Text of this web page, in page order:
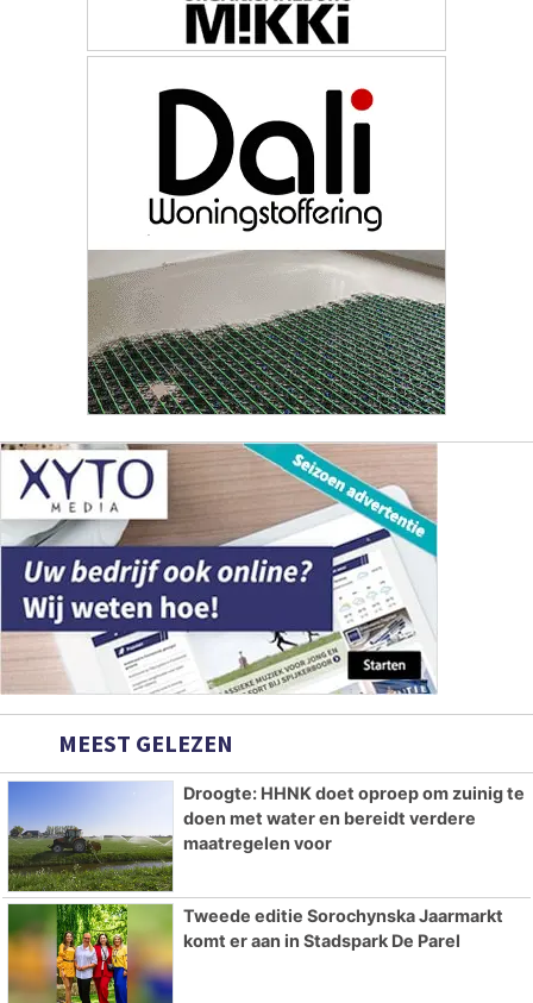
MEEST GELEZEN
Droogte: HHNK doet oproep om zuinig te
doen met water en bereidt verdere
maatregelen voor
Tweede editie Sorochynska Jaarmarkt
komt er aan in Stadspark De Parel